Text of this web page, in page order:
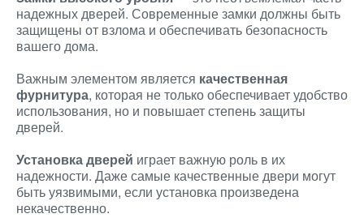
надежных дверей. Современные замки должны быть
защищены от взлома и обеспечивать безопасность
вашего дома.
Важным элементом является качественная
фурнитура, которая не только обеспечивает удобство
использования, но и повышает степень защиты
дверей.
Установка дверей играет важную роль в их
надежности. Даже самые качественные двери могут
быть уязвимыми, если установка произведена
некачественно.